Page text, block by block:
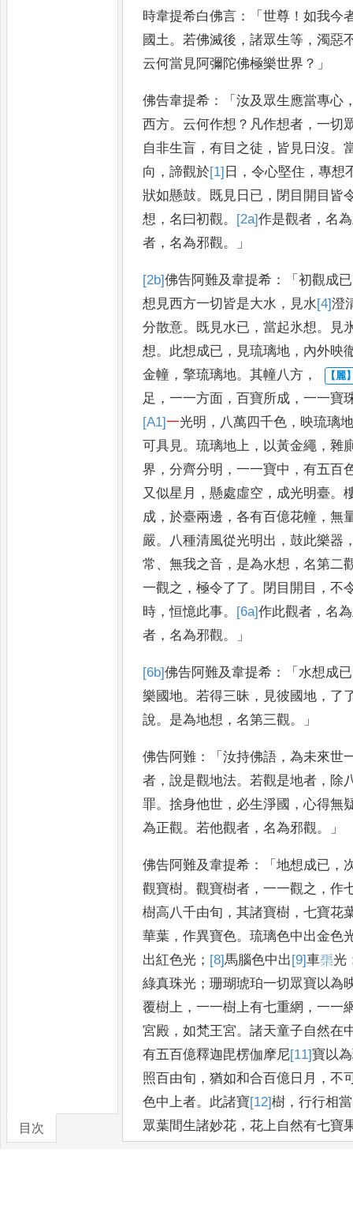
目次
時韋提希白佛言 ：「世尊 ！如我今
國土。若佛滅後 ，諸眾生等 ，濁惡
云何當見阿彌陀佛極樂世界 ？」
佛告韋提希 ：「汝及眾生應當專心
西方。 云何作想 ？ 凡作想者 ，一切
自非生盲 ，有目之徒 ， 皆見日沒。
向 ，諦觀於[1] 日 ，令心堅住 ，專想
狀如懸鼓。 既見日已 ， 閉目 開目皆
想 ，名曰初觀。 [2a]作是觀者 ，名
者 ，名為邪觀。」
[2b]佛告阿難及韋提希 ：「初觀成已
想 見西方一切皆是大水 ， 見水[4]澄
分散意。 既見水已 ，當起氷想。
見
想。 此想成已 ， 見琉璃地 ， 內外映
金幢 ，擎琉璃地。其幢八方 ，
足 ，一一方面 ， 百寶所成 ，一一寶
[A1]一光明 ， 八萬四千色 ， 映琉璃
可具見。琉璃地上 ， 以黃金繩 ，雜
界 ，分齊分明 ，一一寶中 ，有五百
又似星月
，懸處虛空 ， 成光明臺。
成 ，於臺兩邊 ，各有百億花幢 ，無
嚴。 八種清風從光明出 ，鼓此樂器
常 、無我之音 ， 是為水想 ，名第二
一觀之 ，極令了了。 閉目開目 ，不
時 ，恒憶此事。 [6a]作此觀者 ，名
者 ，名為邪觀。」
[6b]佛告阿難及韋提希 ：「水想成已
樂國地。若得三昧 ， 見彼國地 ， 了
說。 是為地想 ，名第三觀。」
佛告阿難 ：「汝持佛語 ，為未來世
者 ，說是觀地法。若觀是地者 ， 除
罪。捨身他世 ， 必生淨國 ，心得無
為正觀。若他觀者 ，名為邪觀。」
佛告阿難及韋提希 ：「地想成已 ，
觀寶樹。觀寶樹者 ，一一觀之 ，作
樹高八千由旬 ，其諸寶樹 ，七寶花
華葉 ，作異寶色。琉璃色中出金色
出紅色光 ； [8]馬腦色中出 [9]車𤦲光
綠真珠光 ；珊瑚琥珀一切眾寶以為
覆樹上 ，一一樹上有七重網 ，一一
宮殿 ，如梵王宮。諸天童子自然在
有五百億釋迦毘楞伽摩尼[11]寶以
照百由旬 ，猶如和合百億日月 ，不
色中上者。 此諸寶[12]樹 ，行行相當
眾葉間生諸妙花 ，花上自然有七寶